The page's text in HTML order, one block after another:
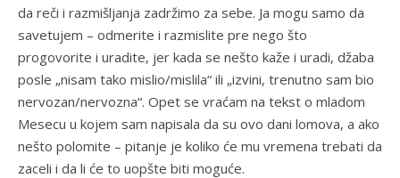
da reči i razmišljanja zadržimo za sebe. Ja mogu samo da
savetujem – odmerite i razmislite pre nego što
progovorite i uradite, jer kada se nešto kaže i uradi, džaba
posle „nisam tako mislio/mislila“ ili „izvini, trenutno sam bio
nervozan/nervozna“. Opet se vraćam na tekst o mladom
Mesecu u kojem sam napisala da su ovo dani lomova, a ako
nešto polomite – pitanje je koliko će mu vremena trebati da
zaceli i da li će to uopšte biti moguće.